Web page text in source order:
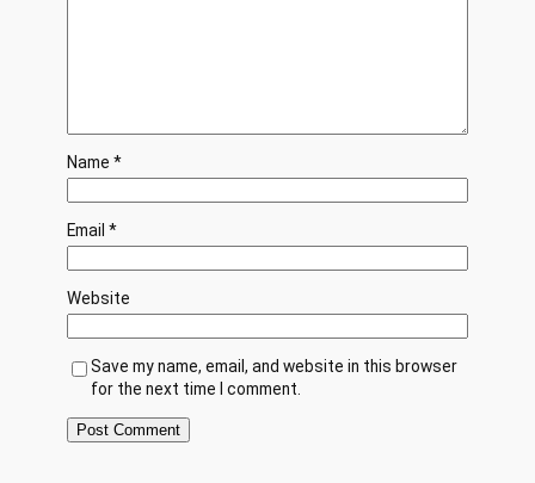
Name *
Email *
Website
Save my name, email, and website in this browser
for the next time I comment.